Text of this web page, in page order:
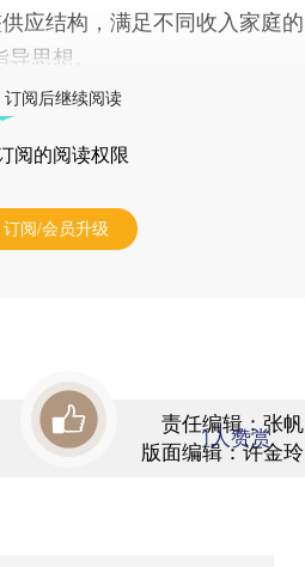
应结构，满足不同收入家庭的
思想。
订阅后继续阅读
阅的阅读权限
订阅/会员升级
责任编辑：张帆
版面编辑：许金玲
1人赞赏